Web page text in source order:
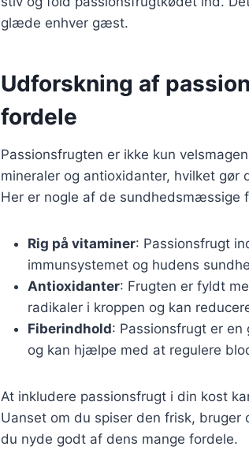
glæde enhver gæst.
Udforskning af
fordele
Passionsfrugten er ikke kun
mineraler og antioxidanter, hvilket
Her er nogle af de sundhedsmæssige
Rig på vitaminer: Passionsfrugt
immunsystemet og hudens
Antioxidanter: Frugten er fyldt
radikaler i kroppen og kan
Fiberindhold: Passionsfrugt er
og kan hjælpe med at regulere
At inkludere passionsfrugt i din kost
Uanset om du spiser den frisk,
du nyde godt af dens mange fordele.